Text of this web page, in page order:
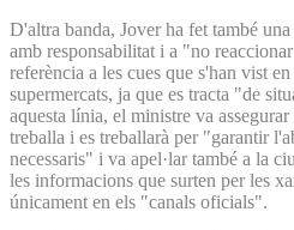
D'altra banda, Jover ha fet també
amb responsabilitat i a "no
referència a les cues que s'han vist
supermercats, ja que es tracta "de
aquesta línia, el ministre va
treballa i es treballarà per "garantir
necessaris" i va apel·lar també a la
les informacions que surten per les
únicament en els "canals oficials".